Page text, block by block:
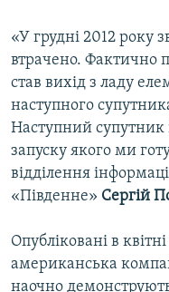
«У грудні 2012 року
втрачено. Фактично
став вихід з ладу
наступного
Наступний супутник
запуску якого ми
відділення
«Південне» Сергій
Опубліковані в
американська
наочно